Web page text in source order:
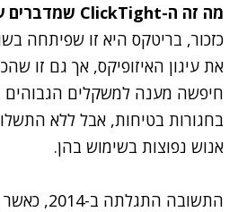
מה זה ה-ClickTight שמדברים
כזכור, בריטקס היא זו שפיתחה
את עיגון האיזופיקס, אך גם זו
חיפשה מענה למשקלים הגבוהים
בחגורות בטיחות, אבל ללא
אנוש נפוצות בשימוש בהן.
התשובה